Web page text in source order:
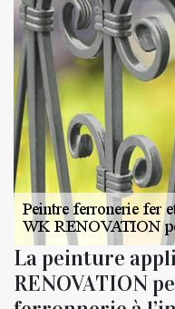
La peinture
RENOVATION